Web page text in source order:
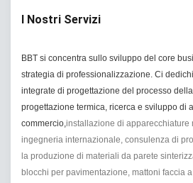
I Nostri Servizi
BBT si concentra sullo sviluppo del core
strategia di professionalizzazione. Ci
integrate di progettazione del processo
progettazione termica, ricerca e sviluppo di
commercio,installazione di apparecchiature
ingegneria internazionale, consulenza di
la produzione di materiali da parete
blocchi per pavimentazione, mattoni faccia